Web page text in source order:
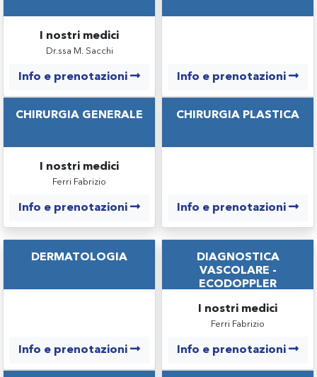
I nostri medici
Dr.ssa M. Sacchi
Info e prenotazioni Info e prenotazioni
CHIRURGIA GENERALE
I nostri medici
Ferri Fabrizio
Info e prenotazioni
CHIRURGIA PLASTICA
Info e prenotazioni
DERMATOLOGIA
Info e prenotazioni
DIAGNOSTICA
VASCOLARE -
ECODOPPLER
I nostri medici
Ferri Fabrizio
Info e prenotazioni